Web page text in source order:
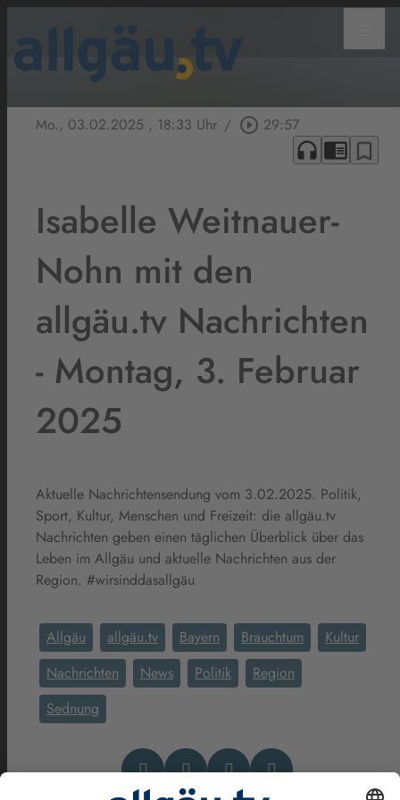
Mo., 03.02.2025 , 18:33 Uhr / play_circle_outline 29:57
headphones chrome_reader_mode bookmark_border
Isabelle Weitnauer-
Nohn mit den
allgäu.tv Nachrichten
- Montag, 3. Februar
2025
Aktuelle Nachrichtensendung vom 3.02.2025. Politik,
Sport, Kultur, Menschen und Freizeit: die allgäu.tv
Nachrichten geben einen täglichen Überblick über das
Leben im Allgäu und aktuelle Nachrichten aus der
Region. #wirsinddasallgäu
Allgäu allgäu.tv Bayern Brauchtum
Kultur
Nachrichten
News Politik
Region
Sednung